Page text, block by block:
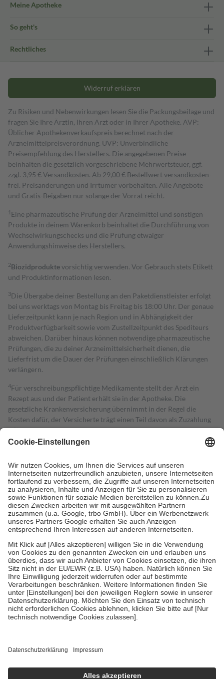
Meine Apotheke
So geht's
Rechtliches
Widerruf erklären
Zu Risiken und Nebenwirkungen lesen Sie die Packungsbeilage und
fragen Sie Ihre Ärztin, Ihren Arzt oder in Ihrer Apotheke. AVP:
Üblicher Apothekenverkaufspreis berechnet nach der
Arzneimittelpreisverordnung. UVP: Unverbindliche
Preisempfehlung des Herstellers. Die angegebenen Preise
beinhalten die gesetzlich vorgeschriebene Mehrwertsteuer, ggf.
zzgl. 3,95 € Versandkosten. Ab 29,00 € Bestell­wert versand­kosten­
frei. Preisänderungen und Irrtümer vorbehalten. Alle Angebote
und Gratis-Beigaben nur solange der Vorrat reicht.
1 Eine pharmazeutische Prüfung der Arzneimittel und sonstigen
Produkte in deinem Warenkorb beinhaltet die Durchführung von
Wechselwirkungschecks und die Prüfung etwaiger
Anwendungshinweise des Herstellers.
2Biozidproduktevorsichtig verwenden. Vor Gebrauch stets Etikett
und Produktinformationen lesen.
3Die Übergabe deiner Bestellung an den Paketdienstleister erfolgt
bei uns werktags von Montag bis Freitag bis 18:00 Uhr. Der genaue
Lieferzeitpunkt kann je nach Region und in Abhängigkeit der
Produktverfügbarkeit sowie vom Zustellzeitpunkt des Spediteurs
abweichen. Darüber hinaus können notwendige pharmazeutische
Prüfungen, die zu deiner Arzneimittelsicherheit dienen, die
Lieferfrist um die Dauer der Prüfungen einschließlich Klärungen
verlängern.
4Für verschreibungspflichtige Medikamente stellt der Arzt ein
Rezept aus und der Patient erhält sie in der Apotheke. Die
gesetzliche Krankenversicherung übernimmt in der Regel die
Kosten dafür, der Versicherte trägt einen Teil davon als Zuzahlung
mit.
Grundsätzlich leisten Mitglieder Zuzahlungen in Höhe von zehn
höchstens zehn Euro.
Es sind jedoch nie mehr als die tatsächlichen
Kosten der Leistung zu entrichten.
Diese Regeln gelten grundsätzlich auch für Online-Apotheken.
Bei Heilmitteln und häuslicher Krankenpflege beträgt die
Zuzahlung zehn Prozent der Kosten sowie zehn Euro je
Verordnung.
Um das Engagement der Versicherten für ihre eigene Gesundheit zu
stärken und die besondere Stellung der Familie zu unterstützen,
fallenkeine Zuzahlungenan bei:
• Kindern und Jugendlichen bis zum vollendeten 18. Lebensjahr
mit Ausnahme der Fahrkosten
• Untersuchungen zur Vorsorge und Früherkennung, die von der
GKV getragen werden
• empfohlenen Schutzimpfungen
• Harn- und Blutteststreifen
getroffen, um sicherzustellen, dass es sich um echte Bewertungen
https://help.etrusted.com/hc/de/articles/4419944605341